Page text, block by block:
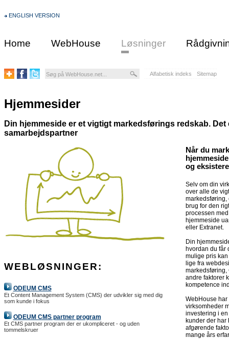
ENGLISH VERSION
Home WebHouse Løsninger
Alfabetisk indeks Sitemap
Hjemmesider
Din hjemmeside er et vigtigt markedsførings redskab.
samarbejdspartner
WEBLØSNINGER:
ODEUM CMS
Et Content Management System (CMS) der udvikler sig med dig
som kunde i fokus
ODEUM CMS partner program
Et CMS partner program der er ukompliceret - og uden
tommelskruer
Når du
og
Selv om din
over alle de
markedsføring,
brug for den
processen
hjemmeside
eller Extranet.
Din
hvordan du får
mulige pris
lige fra
andre faktorer
kompetence
WebHouse
virksomheder
investering i
kunder der har
afgørende
mange års